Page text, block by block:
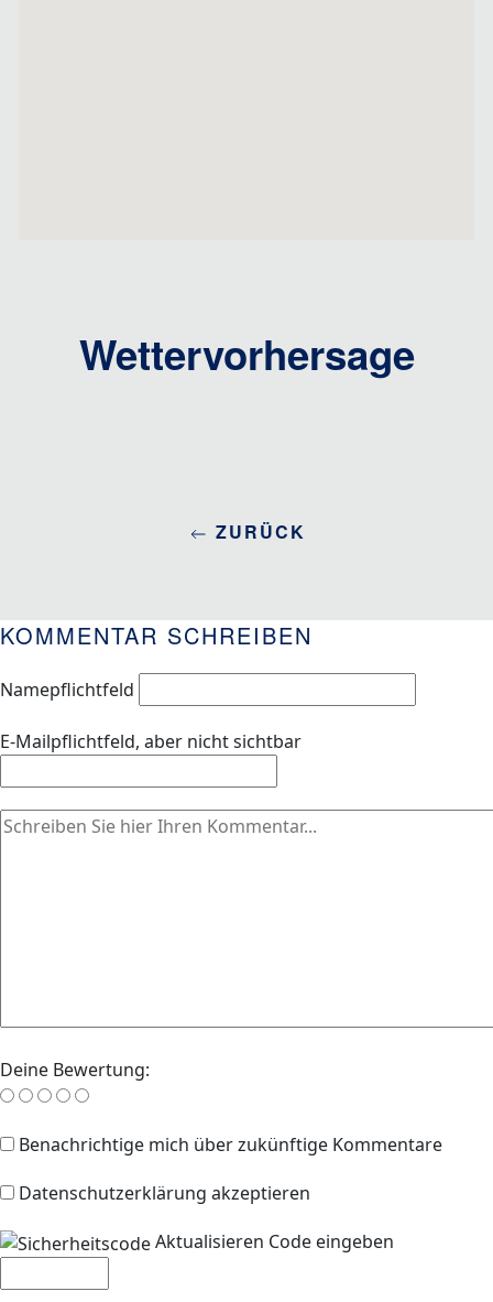
Wettervorhersage
ZURÜCK
KOMMENTAR SCHREIBEN
Namepflichtfeld
E-Mailpflichtfeld, aber nicht sichtbar
Deine Bewertung:
Benachrichtige mich über zukünftige Kommentare
Datenschutzerklärung akzeptieren
Aktualisieren Code eingeben